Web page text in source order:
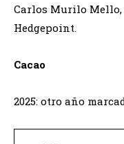
Carlos Murilo Mello,
Hedgepoint.
Cacao
2025: otro año